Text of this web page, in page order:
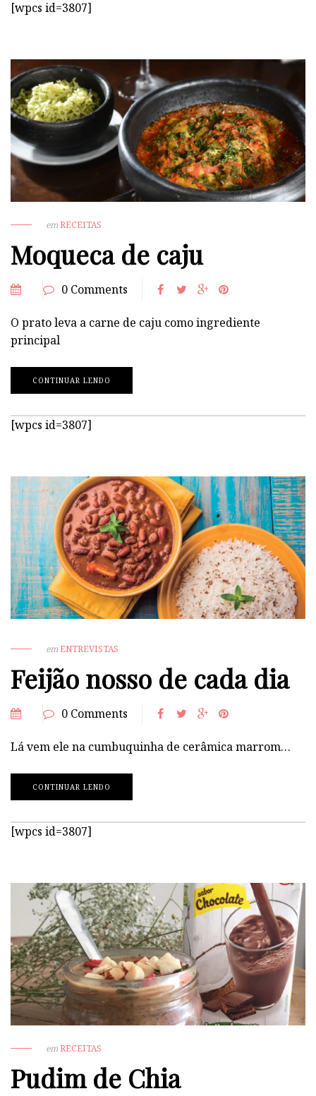
[wpcs id=3807]
emRECEITAS
Moqueca de caju
0 Comments
O prato leva a carne de caju como ingrediente
principal
CONTINUAR LENDO
[wpcs id=3807]
emENTREVISTAS
Feijão nosso de cada dia
0 Comments
Lá vem ele na cumbuquinha de cerâmica marrom…
CONTINUAR LENDO
[wpcs id=3807]
emRECEITAS
Pudim de Chia